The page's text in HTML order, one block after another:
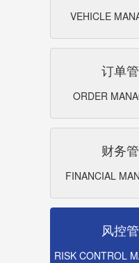
VEHICLE
订单
ORDER
财务
FINANCIAL
风控
RISK CONTROL